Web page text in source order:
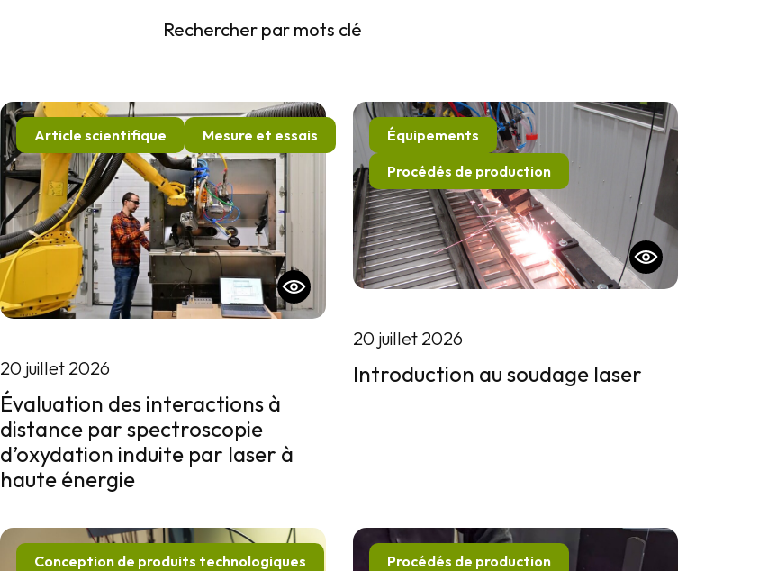
Rechercher par mots clé
Article scientifique Mesure et essais
20 juillet 2026
Évaluation des interactions à
distance par spectroscopie
d’oxydation induite par laser à
haute énergie
Équipements
Procédés de production
20 juillet 2026
Introduction au soudage laser
Conception de produits technologiques
Procédés de production